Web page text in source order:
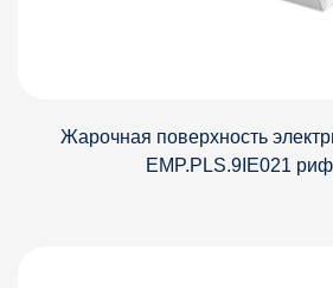
Жарочная поверхность
EMP.PLS.9IE021